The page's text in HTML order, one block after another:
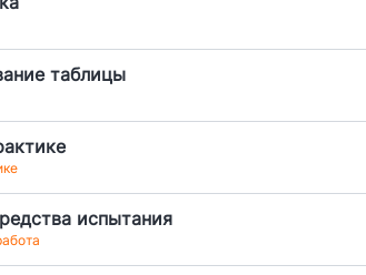
таблицы
испытания